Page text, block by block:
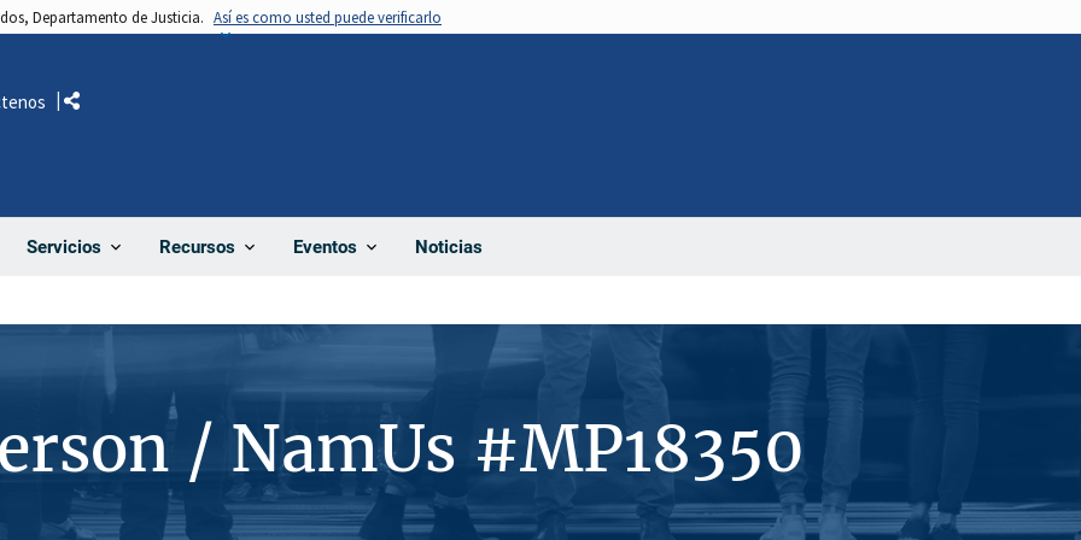
Departamento de Justicia. Así es como usted puede verificarlo
Servicios Recursos Eventos Noticias
Comparte
/ NamUs #MP18350